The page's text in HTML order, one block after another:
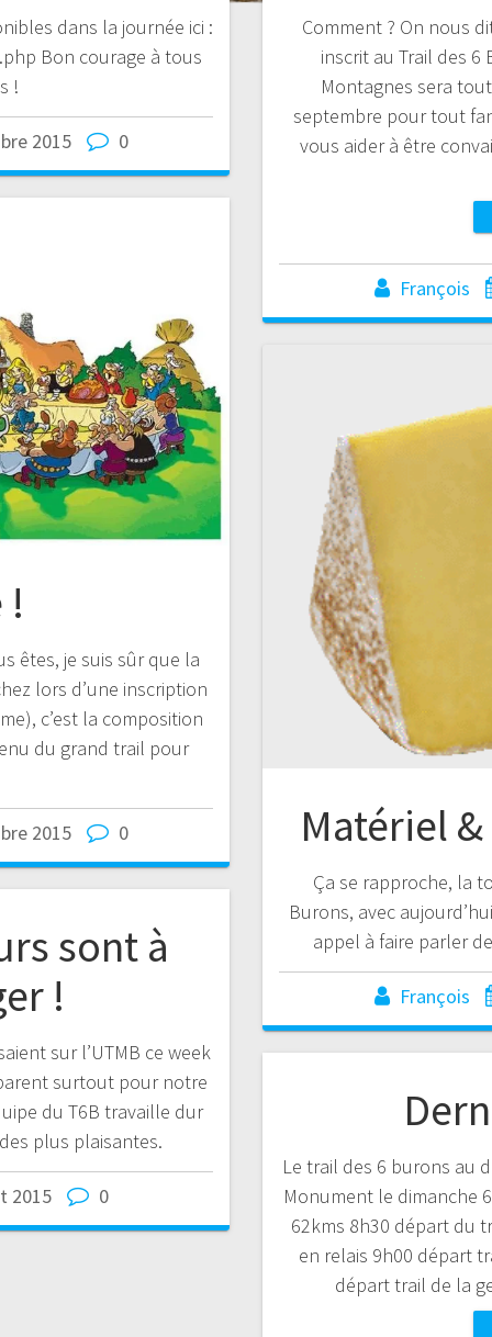
dans la journée ici :
Bon courage à tous
!
2015 0
Comment ? On nous
inscrit au Trail des 6
Montagnes sera
septembre pour tout
vous aider à être
François
!
êtes, je suis sûr que la
lors d’une inscription
c’est la composition
du grand trail pour
2015 0 Matériel
Ça se rapproche, la
Burons, avec
appel à faire parler
François
sont à
!
sur l’UTMB ce week
surtout pour notre
du T6B travaille dur
plus plaisantes.
2015 0
Le trail des 6 burons au
Monument le dimanche
62kms 8h30 départ du
en relais 9h00 départ
départ trail de la